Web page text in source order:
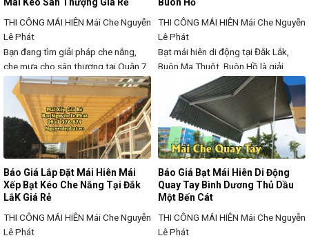
THI CÔNG MÁI HIÊN Mái Che Nguyễn
Lê Phát
Bạn đang tìm giải pháp che nắng,
che mưa cho sân thượng tại Quận 7,
TPHCM? Mái che sân thượng, bạt
mái kéo di động là lựa chọn lý tưởng
giúp bảo vệ không gian, tạo bóng
mát, chống nóng hiệu quả mà vẫn
đảm bảo sự thông thoáng. Chúng
tôi chuyên thi công lắp
THI CÔNG MÁI HIÊN Mái Che Nguyễn
Lê Phát
Bạt mái hiên di động tại Đắk Lắk,
Buôn Ma Thuột, Buôn Hồ là giải
pháp hoàn hảo giúp che nắng, chắn
mưa hiệu quả, phù hợp cho nhà ở,
quán cà phê, nhà hàng, khách sạn và
các không gian kinh doanh ngoài
trời. Với thiết kế linh hoạt, dễ kéo ra
hoặc thu
Báo Giá Lắp Đặt Mái Hiên Mái
Xếp Bạt Kéo Che Nắng Tại Đắk
LắK Giá Rẻ
THI CÔNG MÁI HIÊN Mái Che Nguyễn
Lê Phát
Báo Giá Bạt Mái Hiên Di Động
Quay Tay Bình Dương Thủ Dầu
Một Bến Cát
THI CÔNG MÁI HIÊN Mái Che Nguyễn
Lê Phát